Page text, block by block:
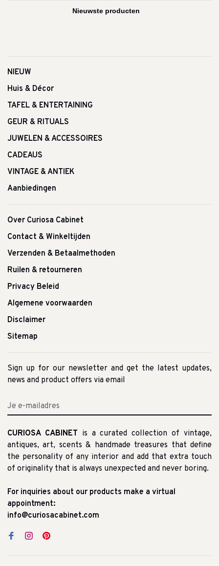
NIEUW
Huis & Décor
TAFEL & ENTERTAINING
GEUR & RITUALS
JUWELEN & ACCESSOIRES
CADEAUS
VINTAGE & ANTIEK
Aanbiedingen
Over Curiosa Cabinet
Contact & Winkeltijden
Verzenden & Betaalmethoden
Ruilen & retourneren
Privacy Beleid
Algemene voorwaarden
Disclaimer
Sitemap
Sign up for our newsletter and get the latest updates,
news and product offers via email
CURIOSA CABINET is a curated collection of vintage,
antiques, art, scents & handmade treasures that define
the personality of any interior and add that extra touch
of originality that is always unexpected and never boring.
For inquiries about our products make a virtual
appointment:
info@curiosacabinet.com